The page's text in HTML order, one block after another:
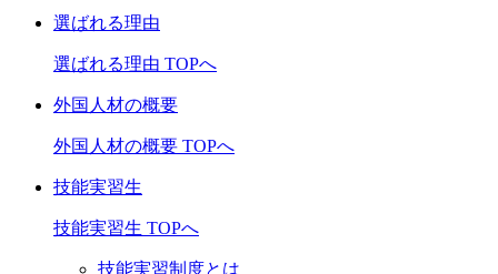
選ばれる理由
選ばれる理由 TOPへ
外国人材の概要
外国人材の概要 TOPへ
技能実習生
技能実習生 TOPへ
技能実習制度とは